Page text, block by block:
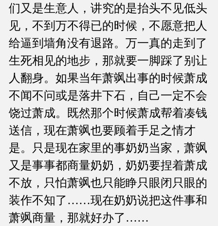
们又是生意人，讲究的是抬头不见低头
见，不到万不得已的时候，不愿意把人
给逼到墙角没有退路。万一真的走到了
生死相见的地步，那就要一脚踩了别让
人翻身。如果当年萧飒出事的时候萧成
不闻不问或是落井下石，自己一定不会
饶过萧成。既然那个时候萧成帮着凑钱
送信，现在萧飒也要顾着手足之情才
是。只是现在家里的事奶奶当家，萧飒
又是事事都商量奶奶，奶奶要捏着萧成
不放，只怕萧飒也只能睁只眼闭只眼的
装作不知了……现在奶奶说把这件事和
萧飒商量，那就好办了……